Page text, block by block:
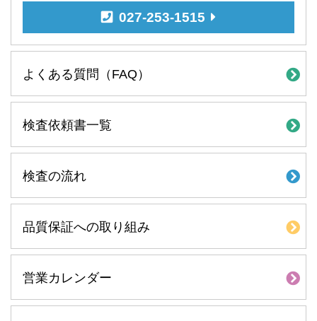
027-253-1515
よくある質問（FAQ）
検査依頼書一覧
検査の流れ
品質保証への取り組み
営業カレンダー